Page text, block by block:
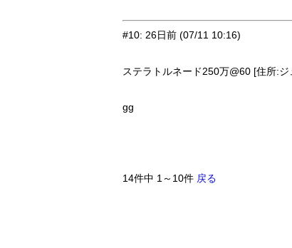
#10: 26日前 (07/11 10:16)
ステラトルネード250万@60 [住所:
gg
14件中 1～10件 戻る